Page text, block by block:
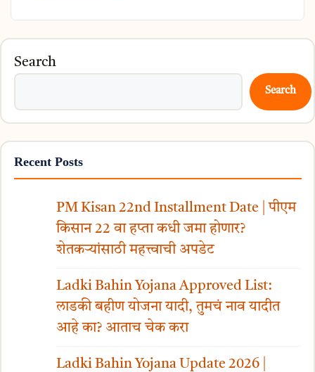
Search
Search
Recent Posts
PM Kisan 22nd Installment Date | पीएम
किसान 22 वा हप्ता कधी जमा होणार?
शेतकऱ्यांसाठी महत्त्वाची अपडेट
Ladki Bahin Yojana Approved List:
लाडकी बहीण योजना यादी, तुमचं नाव यादीत
आहे का? आताच चेक करा
Ladki Bahin Yojana Update 2026 |